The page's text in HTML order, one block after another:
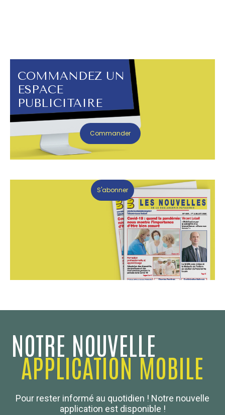
COMMANDEZ UN
ESPACE
PUBLICITAIRE
Commander
S'abonner
NOTRE NOUVELLE
APPLICATION MOBILE
Pour rester informé au quotidien ! Notre nouvelle
application est disponible !
Boulanger de France